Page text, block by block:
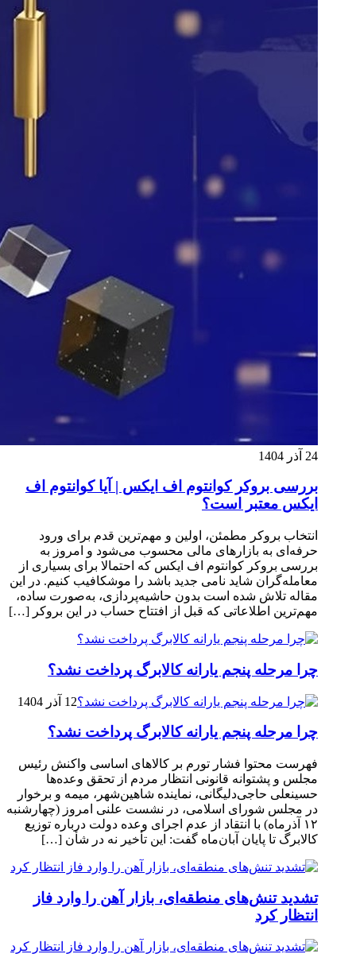
24 آذر 1404
بررسی بروکر کوانتوم اف ایکس | آیا کوانتوم اف
ایکس معتبر است؟
انتخاب بروکر مطمئن، اولین و مهم‌ترین قدم برای ورود
حرفه‌ای به بازارهای مالی محسوب می‌شود و امروز به
بررسی بروکر کوانتوم اف ایکس که احتمالا برای بسیاری از
معامله‌گران شاید نامی جدید باشد را موشکافیب کنیم. در این
مقاله تلاش شده است بدون حاشیه‌پردازی، به‌صورت ساده،
مهم‌ترین اطلاعاتی که قبل از افتتاح حساب در این بروکر […]
چرا مرحله پنجم یارانه کالابرگ پرداخت نشد؟
12 آذر 1404
چرا مرحله پنجم یارانه کالابرگ پرداخت نشد؟
فهرست محتوا فشار تورم بر کالاهای اساسی واکنش رئیس
مجلس و پشتوانه قانونی انتظار مردم از تحقق وعده‌ها
حسینعلی حاجی‌دلیگانی، نماینده شاهین‌شهر، میمه و برخوار
در مجلس شورای اسلامی، در نشست علنی امروز (چهارشنبه
۱۲ آذرماه) با انتقاد از عدم اجرای وعده دولت درباره توزیع
کالابرگ تا پایان آبان‌ماه گفت: این تأخیر نه در شأن […]
تشدید تنش‌های منطقه‌ای، بازار آهن را وارد فاز
انتظار کرد